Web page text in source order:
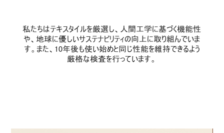
私たちはテキスタイルを厳選し、人間工学に基づく機能性
や、地球に優しいサステナビリティの向上に取り組んでいま
す。また、10年後も使い始めと同じ性能を維持できるよう
厳格な検査を行っています。